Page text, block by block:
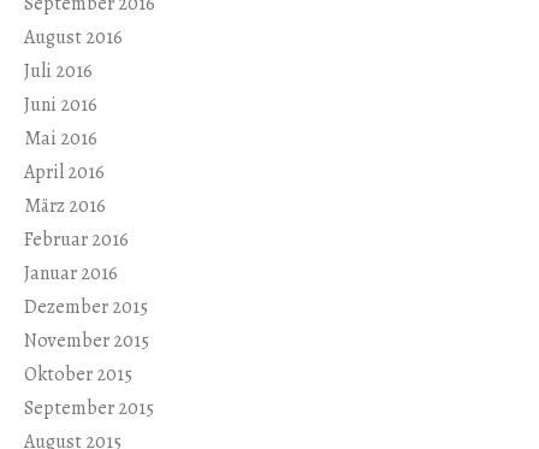
August 2016
Juli 2016
Juni 2016
Mai 2016
April 2016
März 2016
Februar 2016
Januar 2016
Dezember 2015
November 2015
Oktober 2015
September 2015
August 2015